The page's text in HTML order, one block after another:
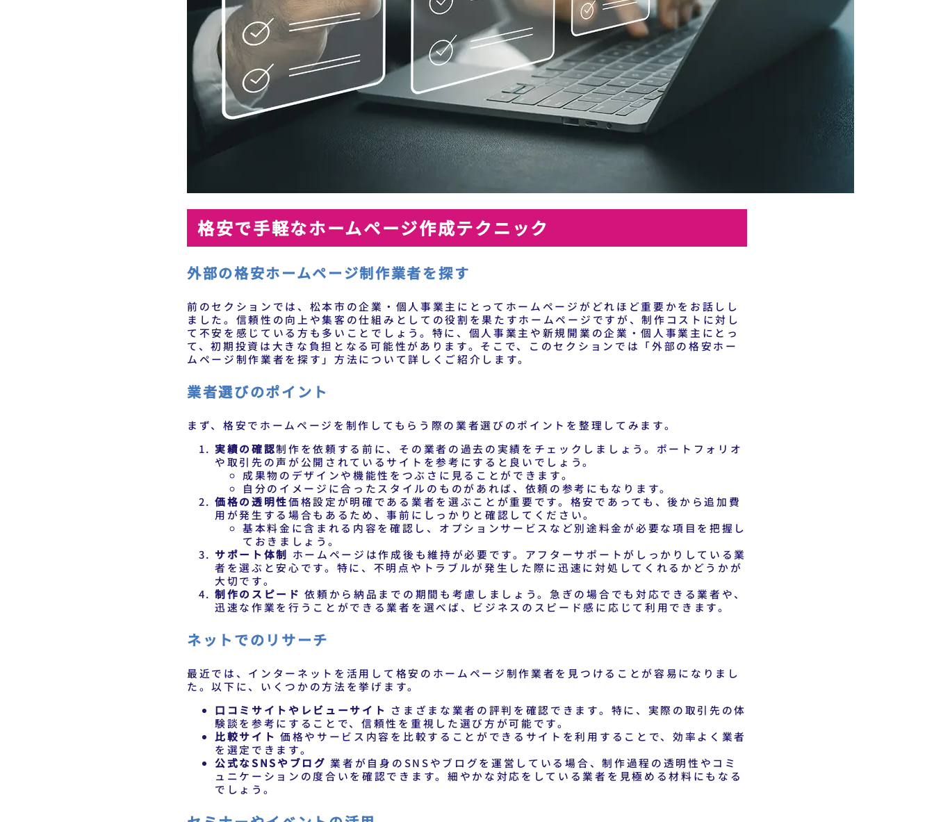
格安で手軽なホームページ作成テクニック
外部の格安ホームページ制作業者を探す
前のセクションでは、松本市の企業・個人事業主にとってホームページがどれほど重要かをお話しし
ました。信頼性の向上や集客の仕組みとしての役割を果たすホームページですが、制作コストに対し
て不安を感じている方も多いことでしょう。特に、個人事業主や新規開業の企業・個人事業主にとっ
て、初期投資は大きな負担となる可能性があります。そこで、このセクションでは「外部の格安ホー
ムページ制作業者を探す」方法について詳しくご紹介します。
業者選びのポイント
まず、格安でホームページを制作してもらう際の業者選びのポイントを整理してみます。
実績の確認制作を依頼する前に、その業者の過去の実績をチェックしましょう。ポートフォリオ
や取引先の声が公開されているサイトを参考にすると良いでしょう。
成果物のデザインや機能性をつぶさに見ることができます。
自分のイメージに合ったスタイルのものがあれば、依頼の参考にもなります。
価格の透明性価格設定が明確である業者を選ぶことが重要です。格安であっても、後から追加費
用が発生する場合もあるため、事前にしっかりと確認してください。
基本料金に含まれる内容を確認し、オプションサービスなど別途料金が必要な項目を把握し
ておきましょう。
サポート体制 ホームページは作成後も維持が必要です。アフターサポートがしっかりしている業
者を選ぶと安心です。特に、不明点やトラブルが発生した際に迅速に対処してくれるかどうかが
大切です。
制作のスピード 依頼から納品までの期間も考慮しましょう。急ぎの場合でも対応できる業者や、
迅速な作業を行うことができる業者を選べば、ビジネスのスピード感に応じて利用できます。
ネットでのリサーチ
最近では、インターネットを活用して格安のホームページ制作業者を見つけることが容易になりまし
た。以下に、いくつかの方法を挙げます。
口コミサイトやレビューサイト さまざまな業者の評判を確認できます。特に、実際の取引先の体
験談を参考にすることで、信頼性を重視した選び方が可能です。
比較サイト 価格やサービス内容を比較することができるサイトを利用することで、効率よく業者
を選定できます。
公式なSNSやブログ 業者が自身のSNSやブログを運営している場合、制作過程の透明性やコミ
ュニケーションの度合いを確認できます。細やかな対応をしている業者を見極める材料にもなる
でしょう。